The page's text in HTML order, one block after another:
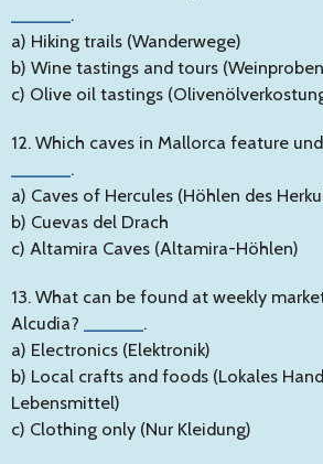
.
a) Hiking trails (Wanderwege)
b) Wine tastings and tours
c) Olive oil tastings
12. Which caves in Mallorca feature
.
a) Caves of Hercules (Höhlen des
b) Cuevas del Drach
c) Altamira Caves (Altamira-Höhlen)
13. What can be found at weekly
Alcudia?
.
a) Electronics (Elektronik)
b) Local crafts and foods (Lokales
Lebensmittel)
c) Clothing only (Nur Kleidung)